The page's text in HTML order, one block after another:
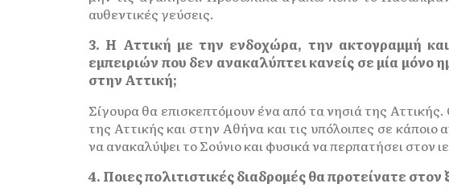
αυθεντικές γεύσεις.
3. Η Αττική με την ενδοχώρα, την ακτογραμμή
εμπειριών που δεν ανακαλύπτει κανείς σε μία μόνο
στην Αττική;
Σίγουρα θα επισκεπτόμουν ένα από τα νησιά της
της Αττικής και στην Αθήνα και τις υπόλοιπες σε
να ανακαλύψει το Σούνιο και φυσικά να περπατήσει στον
4. Ποιες πολιτιστικές διαδρομές θα προτείνατε